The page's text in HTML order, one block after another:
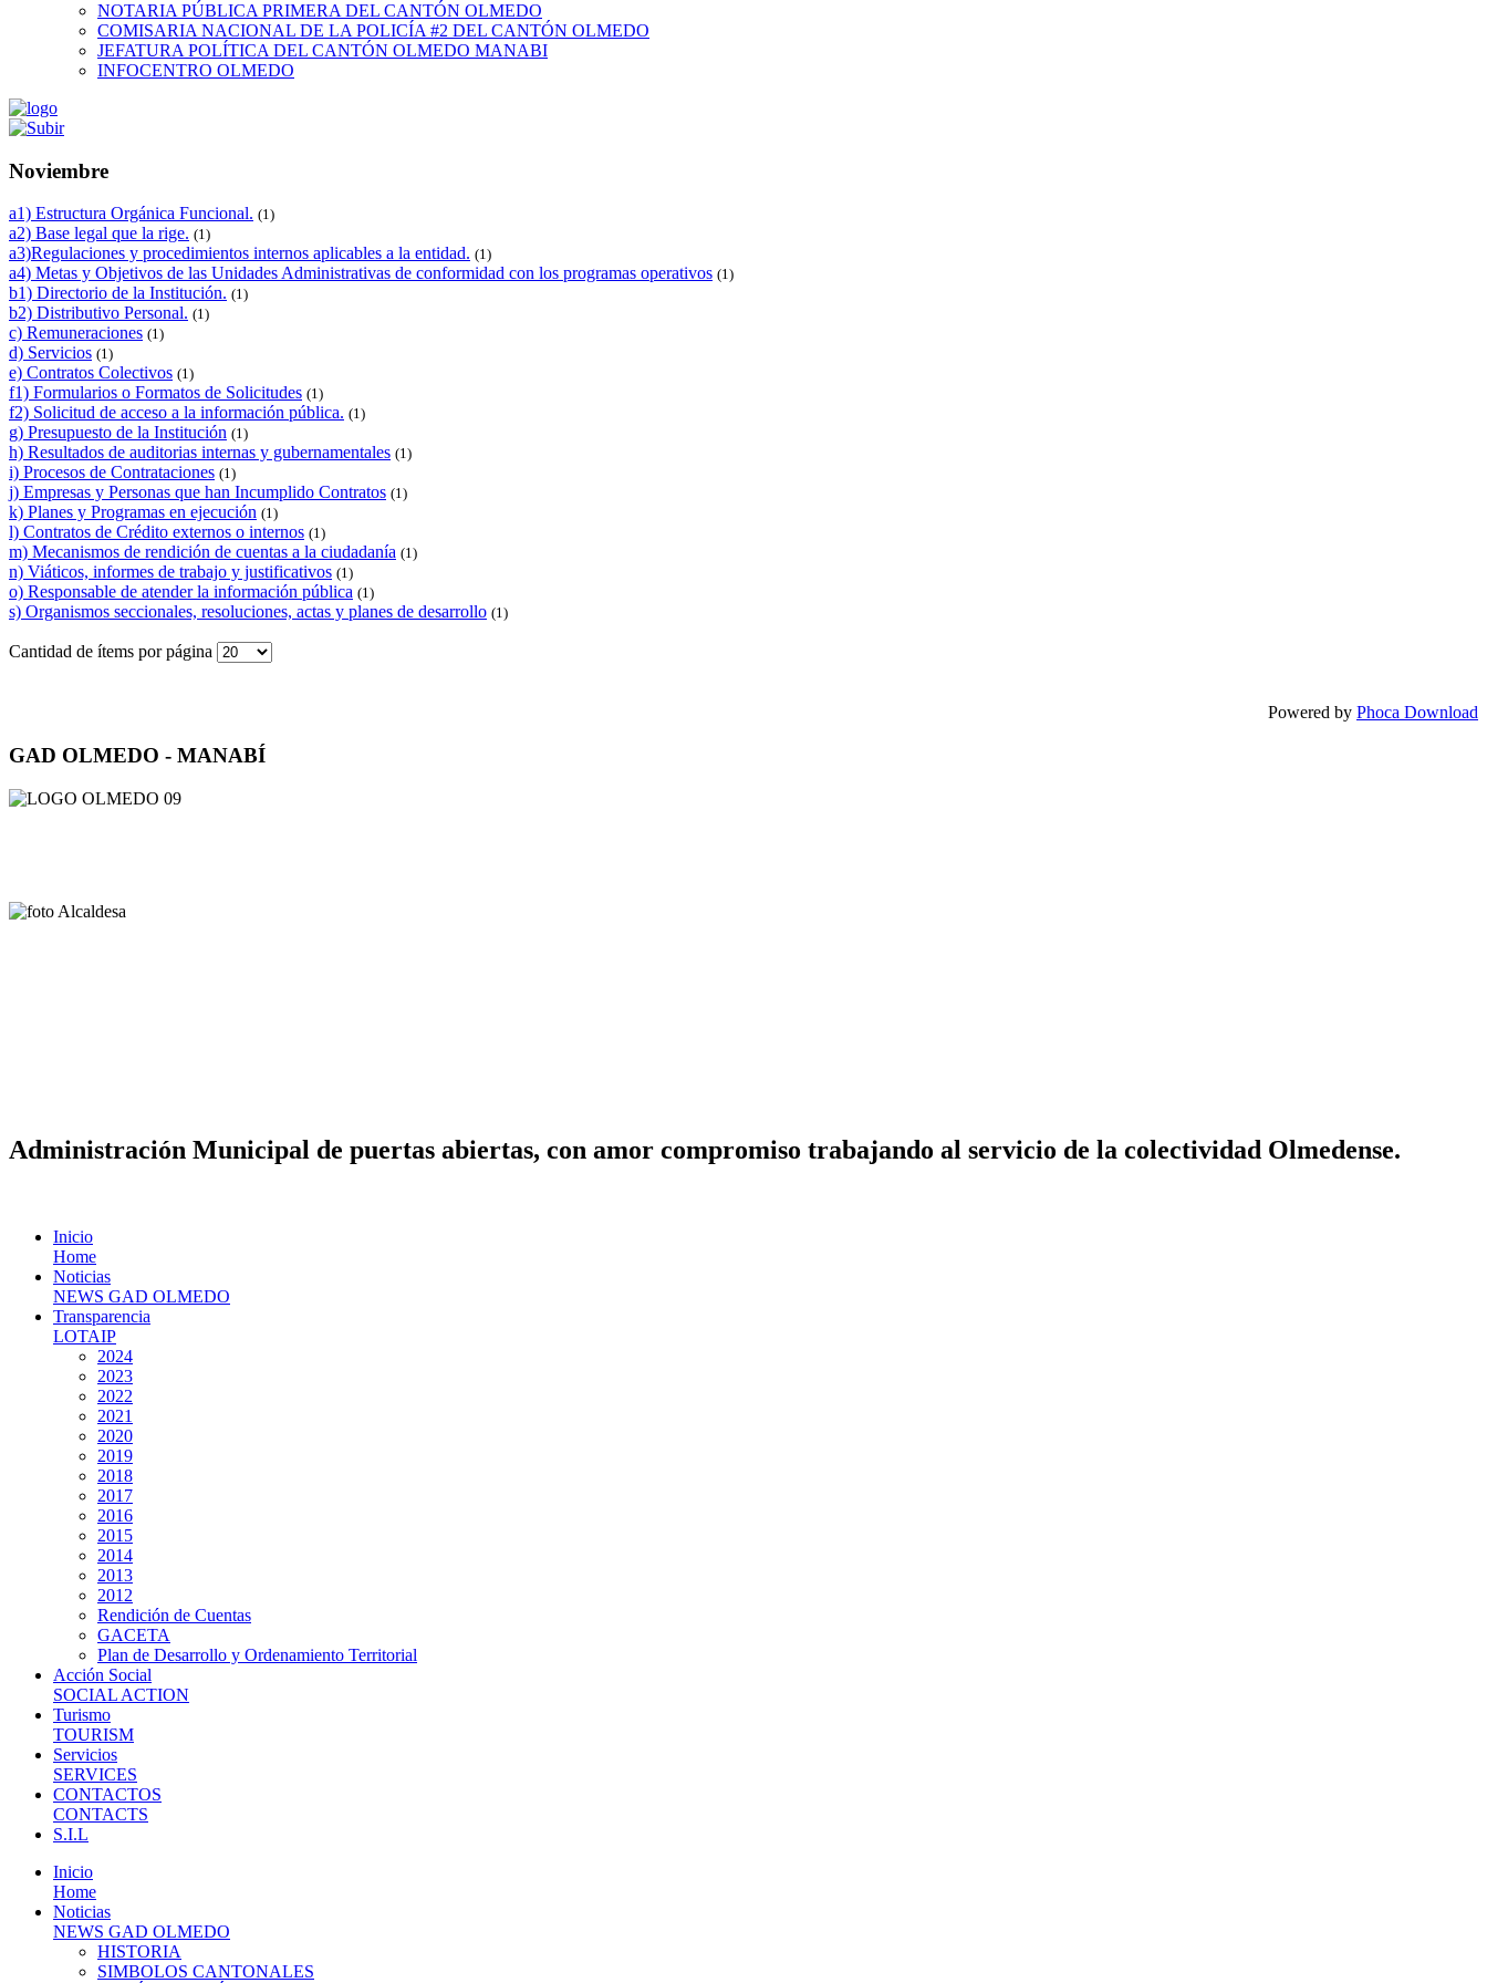
NOTARIA PÚBLICA PRIMERA DEL CANTÓN OLMEDO
COMISARIA NACIONAL DE LA POLICÍA #2 DEL CANTÓN OLMEDO
JEFATURA POLÍTICA DEL CANTÓN OLMEDO MANABI
INFOCENTRO OLMEDO
Noviembre
a1) Estructura Orgánica Funcional. (1)
a2) Base legal que la rige. (1)
a3)Regulaciones y procedimientos internos aplicables a la entidad. (1)
a4) Metas y Objetivos de las Unidades Administrativas de conformidad con los programas operativos (1)
b1) Directorio de la Institución. (1)
b2) Distributivo Personal. (1)
c) Remuneraciones (1)
d) Servicios (1)
e) Contratos Colectivos (1)
f1) Formularios o Formatos de Solicitudes (1)
f2) Solicitud de acceso a la información pública. (1)
g) Presupuesto de la Institución (1)
h) Resultados de auditorias internas y gubernamentales (1)
i) Procesos de Contrataciones (1)
j) Empresas y Personas que han Incumplido Contratos (1)
k) Planes y Programas en ejecución (1)
l) Contratos de Crédito externos o internos (1)
m) Mecanismos de rendición de cuentas a la ciudadanía (1)
n) Viáticos, informes de trabajo y justificativos (1)
o) Responsable de atender la información pública (1)
s) Organismos seccionales, resoluciones, actas y planes de desarrollo (1)
Cantidad de ítems por página
Powered by Phoca Download
GAD OLMEDO - MANABÍ
Administración Municipal de puertas abiertas, con amor compromiso trabajando al servicio de la colectividad Olmedense.
Inicio
Home
Noticias
NEWS GAD OLMEDO
Transparencia
LOTAIP
2024
2023
2022
2021
2020
2019
2018
2017
2016
2015
2014
2013
2012
Rendición de Cuentas
GACETA
Plan de Desarrollo y Ordenamiento Territorial
Acción Social
SOCIAL ACTION
Turismo
TOURISM
Servicios
SERVICES
CONTACTOS
CONTACTS
S.I.L
Inicio
Home
Noticias
NEWS GAD OLMEDO
HISTORIA
SIMBOLOS CANTONALES